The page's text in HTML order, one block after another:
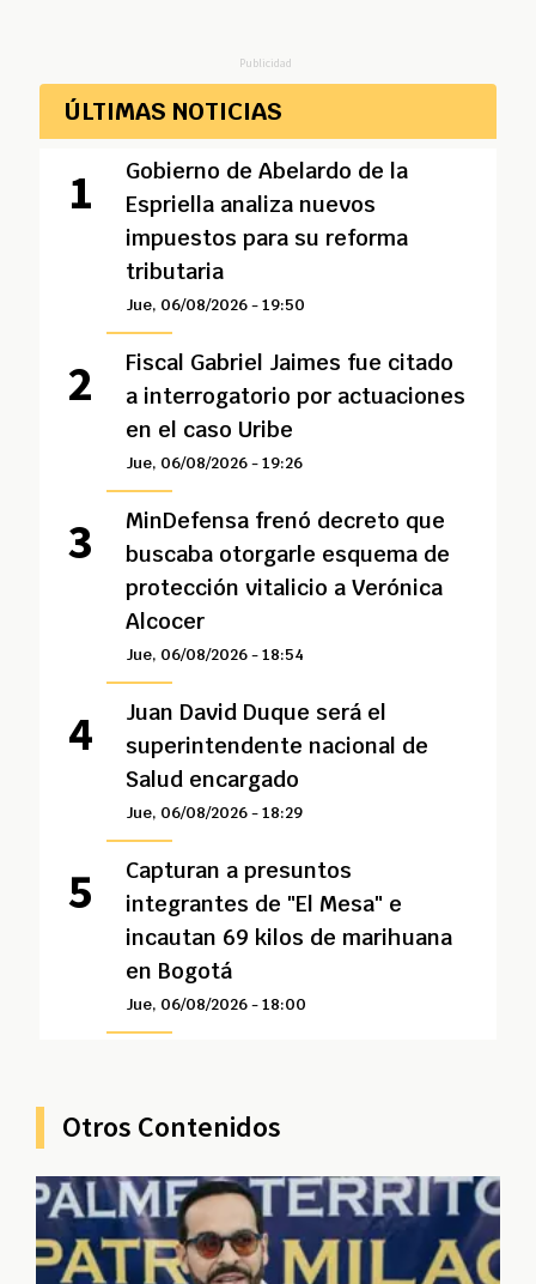
Publicidad
ÚLTIMAS NOTICIAS
Gobierno de Abelardo de la
Espriella analiza nuevos
impuestos para su reforma
tributaria
Jue, 06/08/2026 - 19:50
Fiscal Gabriel Jaimes fue citado
a interrogatorio por actuaciones
en el caso Uribe
Jue, 06/08/2026 - 19:26
MinDefensa frenó decreto que
buscaba otorgarle esquema de
protección vitalicio a Verónica
Alcocer
Jue, 06/08/2026 - 18:54
Juan David Duque será el
superintendente nacional de
Salud encargado
Jue, 06/08/2026 - 18:29
Capturan a presuntos
integrantes de "El Mesa" e
incautan 69 kilos de marihuana
en Bogotá
Jue, 06/08/2026 - 18:00
Otros Contenidos